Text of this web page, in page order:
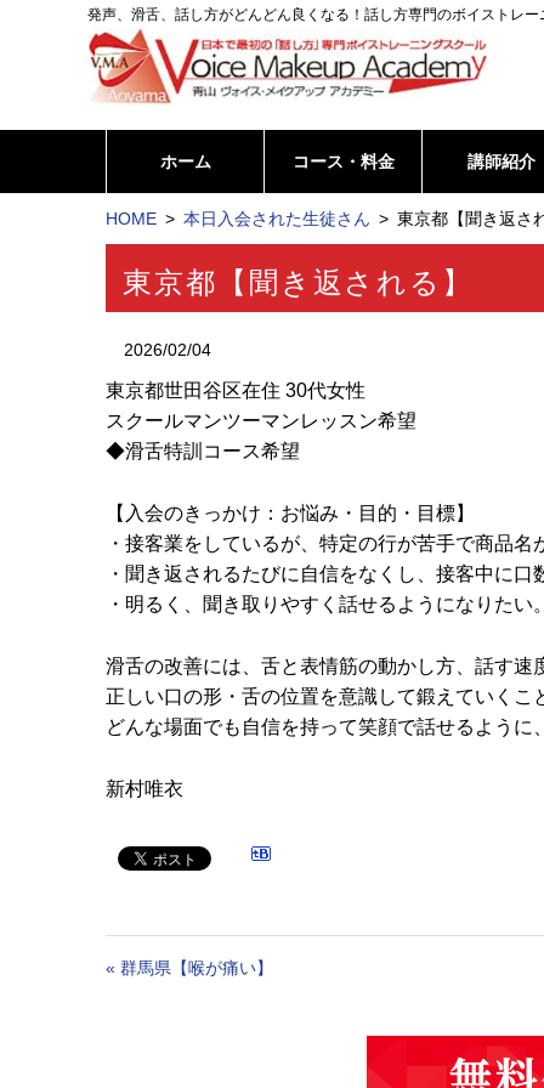
発声、滑舌、話し方がどんどん良くなる！話し方専門のボイストレー
ホーム コース・料金 講師紹介
HOME 本日入会された生徒さん 東京都【聞き返さ
東京都【聞き返される】
2026/02/04
東京都世田谷区在住 30代女性
スクールマンツーマンレッスン希望
◆滑舌特訓コース希望
【入会のきっかけ：お悩み・目的・目標】
・接客業をしているが、特定の行が苦手で商品名
・聞き返されるたびに自信をなくし、接客中に
・明るく、聞き取りやすく話せるようになりたい
滑舌の改善には、舌と表情筋の動かし方、話す速
正しい口の形・舌の位置を意識して鍛えていく
どんな場面でも自信を持って笑顔で話せるよう
新村唯衣
« 群馬県【喉が痛い】